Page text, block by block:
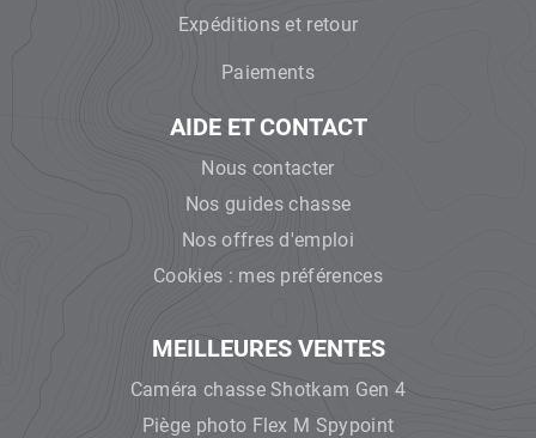
Expéditions et retour
Paiements
AIDE ET CONTACT
Nous contacter
Nos guides chasse
Nos offres d'emploi
Cookies : mes préférences
MEILLEURES VENTES
Caméra chasse Shotkam Gen 4
Piège photo Flex M Spypoint